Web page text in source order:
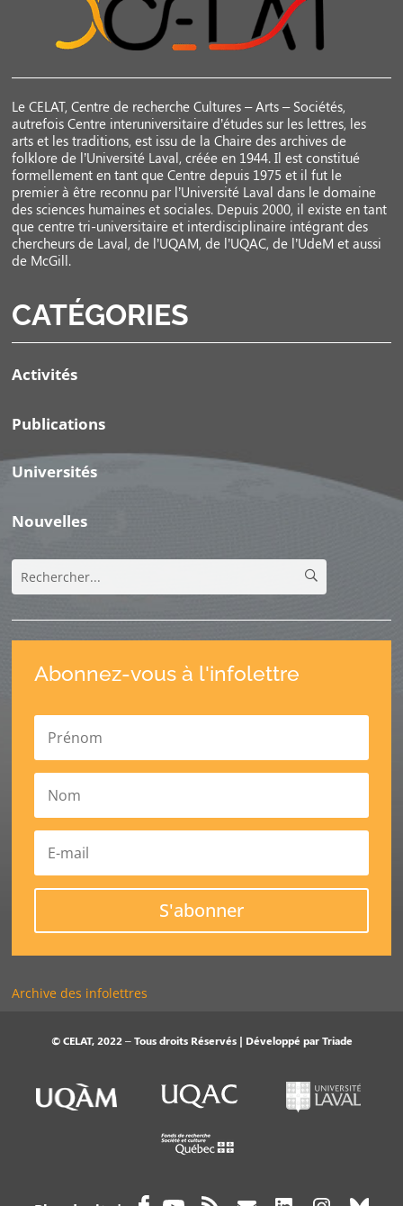
Le CELAT, Centre de recherche Cultures – Arts – Sociétés,
autrefois Centre interuniversitaire d’études sur les lettres, les
arts et les traditions, est issu de la Chaire des archives de
folklore de l’Université Laval, créée en 1944. Il est constitué
formellement en tant que Centre depuis 1975 et il fut le
premier à être reconnu par l’Université Laval dans le domaine
des sciences humaines et sociales. Depuis 2000, il existe en tant
que centre tri-universitaire et interdisciplinaire intégrant des
chercheurs de Laval, de l’UQAM, de l’UQAC, de l’UdeM et aussi
de McGill.
CATÉGORIES
Activités
Publications
Universités
Nouvelles
Abonnez-vous à l'infolettre
S'abonner
Archive des infolettres
© CELAT, 2022 – Tous droits Réservés | Développé parTriade